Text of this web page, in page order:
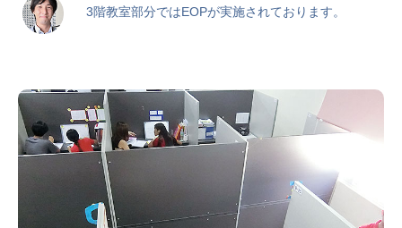
3階教室部分ではEOPが実施されております。